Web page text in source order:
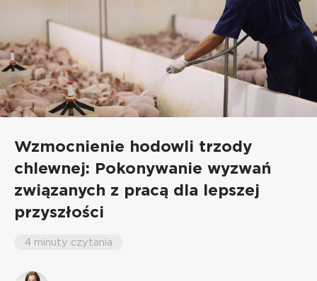
Wzmocnienie hodowli trzody
chlewnej: Pokonywanie wyzwań
związanych z pracą dla lepszej
przyszłości
4 minuty czytania